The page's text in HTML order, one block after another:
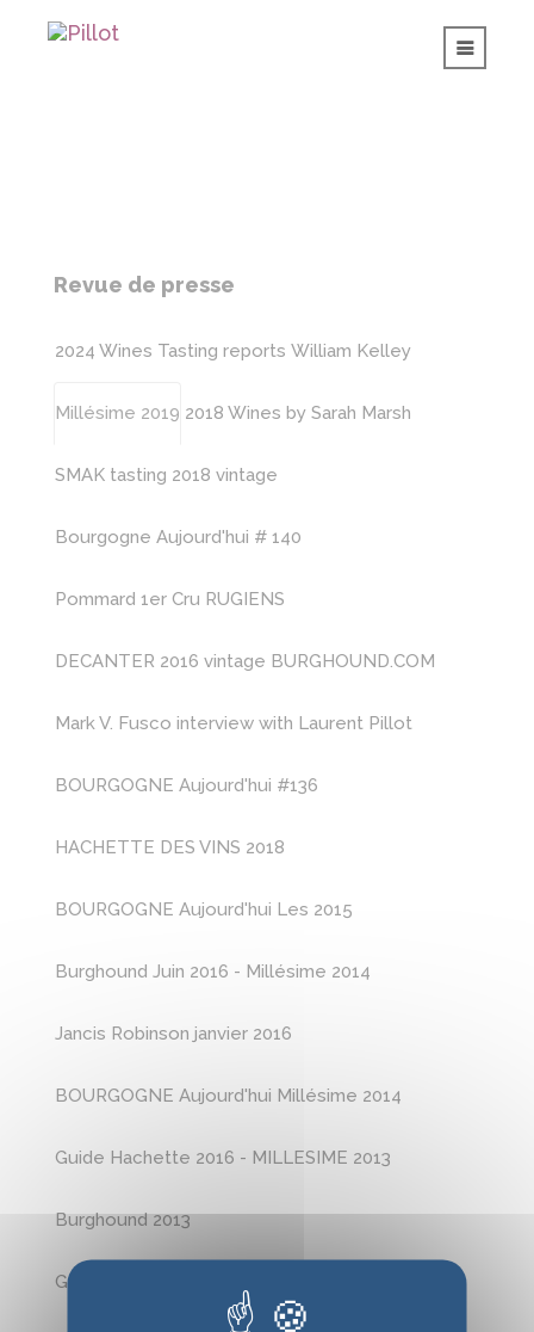
Revue de presse
2024 Wines Tasting reports William Kelley
Millésime 2019 2018 Wines by Sarah Marsh
SMAK tasting 2018 vintage
Bourgogne Aujourd'hui # 140
Pommard 1er Cru RUGIENS
DECANTER 2016 vintage BURGHOUND.COM
Mark V. Fusco interview with Laurent Pillot
BOURGOGNE Aujourd'hui #136
HACHETTE DES VINS 2018
BOURGOGNE Aujourd'hui Les 2015
Burghound Juin 2016 - Millésime 2014
Jancis Robinson janvier 2016
BOURGOGNE Aujourd'hui Millésime 2014
Guide Hachette 2016 - MILLESIME 2013
Burghound 2013
Guide Hachette 2014 - MILLESIME 2011